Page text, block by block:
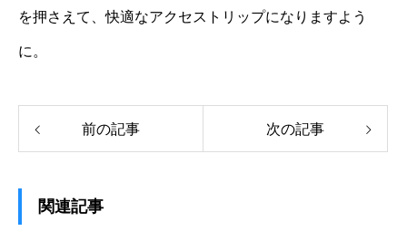
を押さえて、快適なアクセストリップになりますよう
に。
前の記事 次の記事
関連記事